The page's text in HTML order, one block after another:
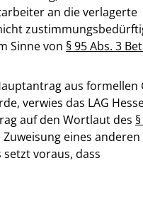
an die verlagerte
Sinne von § 95 Abs. 3
aus formellen
verwies das LAG
auf den Wortlaut des
Zuweisung eines anderen
voraus, dass